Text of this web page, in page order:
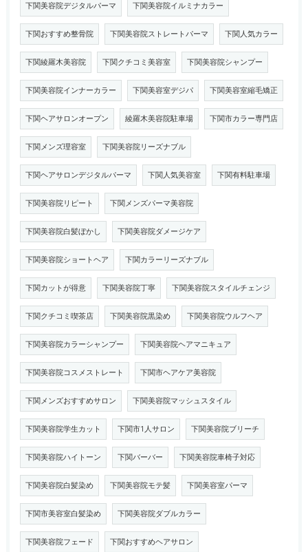
下関美容院デジタルパーマ 下関美容院イルミナカラー
下関おすすめ整骨院 下関美容院ストレートパーマ 下関人気カラー
下関綾羅木美容院 下関クチコミ美容室 下関美容院シャンプー
下関美容院インナーカラー 下関美容室デジパ 下関美容室縮毛矯正
下関ヘアサロンオープン 綾羅木美容院駐車場 下関市カラー専門店
下関メンズ理容室 下関美容院リーズナブル
下関ヘアサロンデジタルパーマ 下関人気美容室 下関有料駐車場
下関美容院リピート 下関メンズパーマ美容院
下関美容院白髪ぼかし 下関美容院ダメージケア
下関美容院ショートヘア 下関カラーリーズナブル
下関カットが得意 下関美容院丁寧 下関美容院スタイルチェンジ
下関クチコミ喫茶店 下関美容院黒染め 下関美容院ウルフヘア
下関美容院カラーシャンプー 下関美容院ヘアマニキュア
下関美容院コスメストレート 下関市ヘアケア美容院
下関メンズおすすめサロン 下関美容院マッシュスタイル
下関美容院学生カット 下関市1人サロン 下関美容院ブリーチ
下関美容院ハイトーン 下関バーバー 下関美容院車椅子対応
下関美容院白髪染め 下関美容院モテ髪 下関美容室パーマ
下関市美容室白髪染め 下関美容院ダブルカラー
下関美容院フェード 下関おすすめヘアサロン